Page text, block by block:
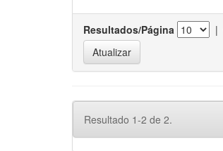
Resultados/Página |
Resultado 1-2 de 2.